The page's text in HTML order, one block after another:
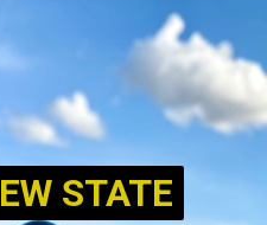
STATE
STATE